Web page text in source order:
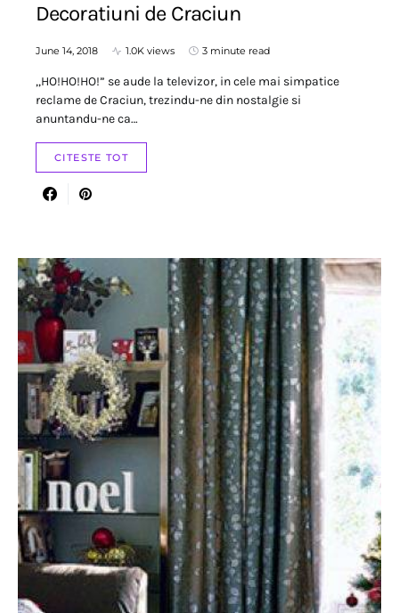
Decoratiuni de Craciun
June 14, 2018 1.0K views 3 minute read
,,HO!HO!HO!” se aude la televizor, in cele mai simpatice
reclame de Craciun, trezindu-ne din nostalgie si
anuntandu-ne ca…
CITESTE TOT